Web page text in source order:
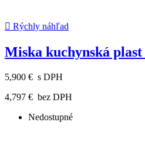
 Rýchly náhľad
Miska kuchynská
5,900 € s DPH
4,797 € bez DPH
Nedostupné